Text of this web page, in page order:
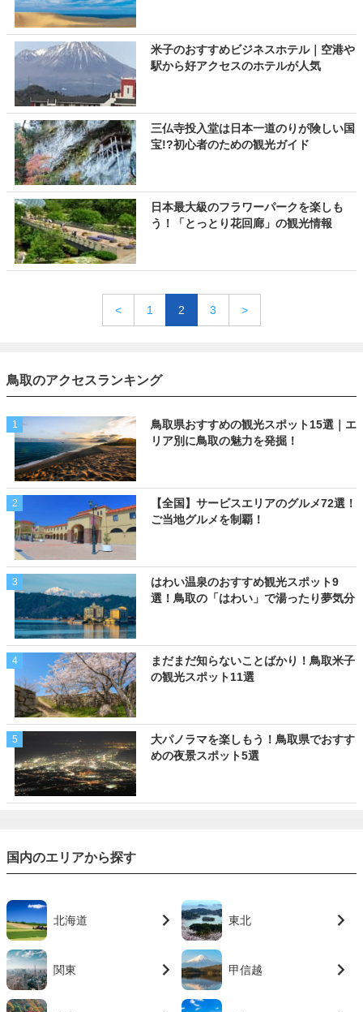
米子のおすすめビジネスホテル｜空港や
駅から好アクセスのホテルが人気
三仏寺投入堂は日本一道のりが険しい国
宝!?初心者のための観光ガイド
日本最大級のフラワーパークを楽しも
う！「とっとり花回廊」の観光情報
< 1 2 3 >
鳥取のアクセスランキング
1
鳥取県おすすめの観光スポット15選｜エ
リア別に鳥取の魅力を発掘！
2
【全国】サービスエリアのグルメ72選！
ご当地グルメを制覇！
3
はわい温泉のおすすめ観光スポット9
選！鳥取の「はわい」で湯ったり夢気分
4
まだまだ知らないことばかり！鳥取米子
の観光スポット11選
5
大パノラマを楽しもう！鳥取県でおすす
めの夜景スポット5選
国内のエリアから探す
北海道 東北
関東 甲信越